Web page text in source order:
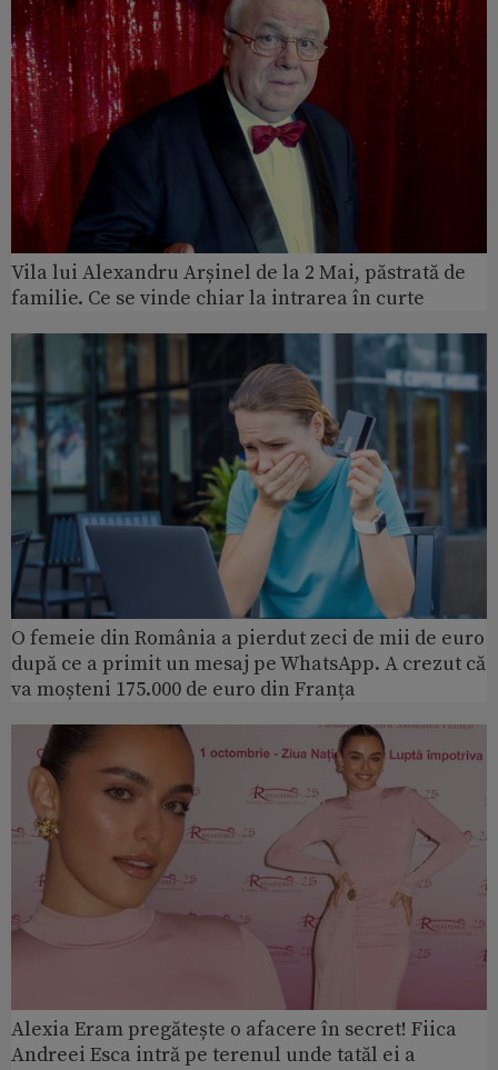
Vila lui Alexandru Arșinel de la 2 Mai, păstrată de
familie. Ce se vinde chiar la intrarea în curte
O femeie din România a pierdut zeci de mii de euro
după ce a primit un mesaj pe WhatsApp. A crezut că
va moșteni 175.000 de euro din Franța
Alexia Eram pregătește o afacere în secret! Fiica
Andreei Esca intră pe terenul unde tatăl ei a